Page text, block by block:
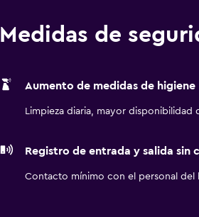
Medidas de
Aumento de medidas de higiene
Limpieza diaria, mayor disponibilidad
Registro de entrada y salida sin
Contacto mínimo con el personal del